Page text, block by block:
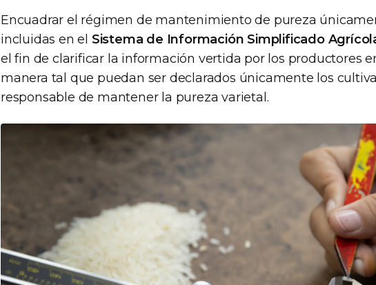
Encuadrar el régimen de mantenimiento de pureza
incluidas en el Sistema de Información Simplificado
el fin de clarificar la información vertida por los productores
manera tal que puedan ser declarados únicamente los
responsable de mantener la pureza varietal.